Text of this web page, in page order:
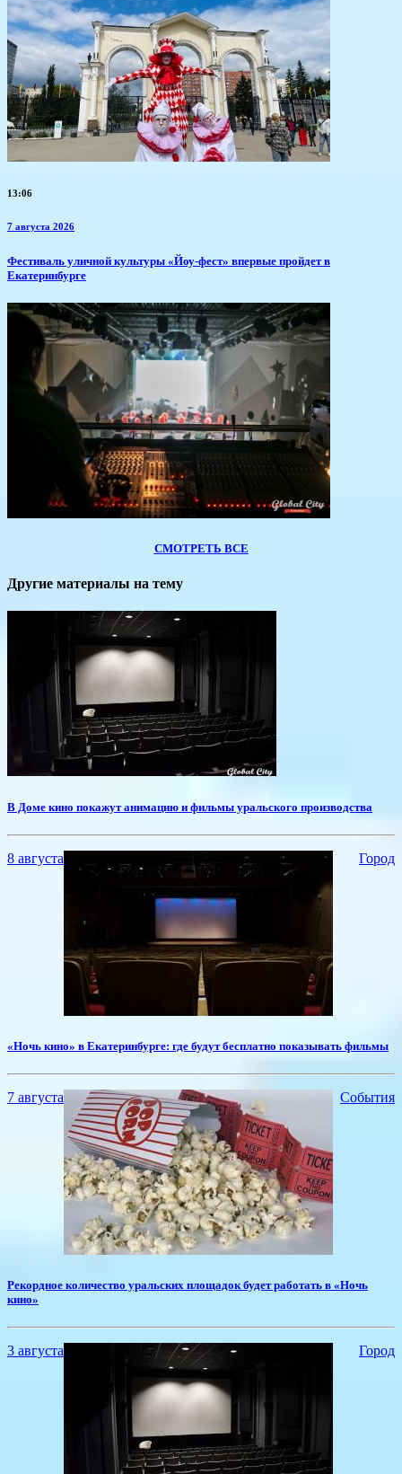
13:06
7 августа 2026
​Фестиваль уличной культуры «Йоу-фест» впервые пройдет в
Екатеринбурге
СМОТРЕТЬ ВСЕ
Другие материалы на тему
​В Доме кино покажут анимацию и фильмы уральского производства
8 августа Город
«Ночь кино» в Екатеринбурге: где будут бесплатно показывать фильмы
7 августа События
Рекордное количество уральских площадок будет работать в «Ночь
кино»
3 августа Город